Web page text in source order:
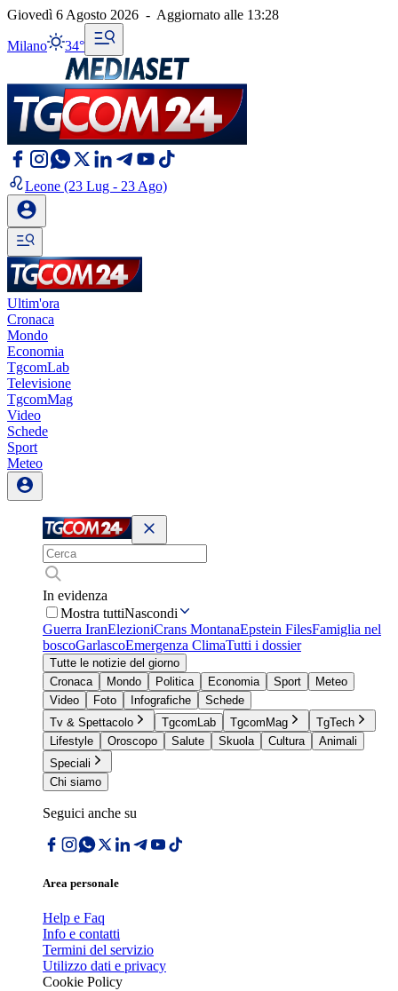
Giovedì 6 Agosto 2026 - Aggiornato alle 13:28
Milano 34°
Leone (23 Lug - 23 Ago)
Ultim'ora
Cronaca
Mondo
Economia
TgcomLab
Televisione
TgcomMag
Video
Schede
Sport
Meteo
In evidenza
Mostra tuttiNascondi
Guerra IranElezioniCrans MontanaEpstein FilesFamiglia nel
boscoGarlascoEmergenza ClimaTutti i dossier
Tutte le notizie del giorno
Cronaca
Mondo Politica Economia Sport
Meteo
Video
Foto Infografiche
Schede
Tv & Spettacolo
TgcomLab TgcomMag
TgTech
Lifestyle
Oroscopo Salute Skuola Cultura
Animali
Speciali
Chi siamo
Seguici anche su
Area personale
Help e Faq
Info e contatti
Termini del servizio
Utilizzo dati e privacy
Cookie Policy